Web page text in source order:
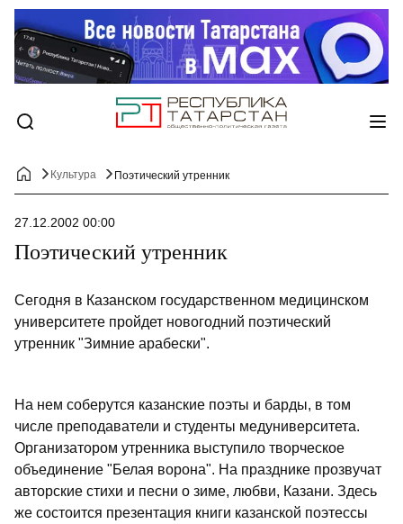
Культура Поэтический утренник
27.12.2002 00:00
Поэтический утренник
Сегодня в Казанском государственном медицинском
университете пройдет новогодний поэтический
утренник "Зимние арабески".
На нем соберутся казанские поэты и барды, в том
числе преподаватели и студенты медуниверситета.
Организатором утренника выступило творческое
объединение "Белая ворона". На празднике прозвучат
авторские стихи и песни о зиме, любви, Казани. Здесь
же состоится презентация книги казанской поэтессы